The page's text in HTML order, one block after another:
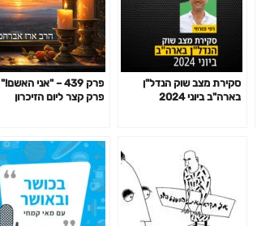
סקירת מצב שוק הנדל"ן
בארה"ב ביוני 2024
פרק 439 – "אני
פרק קצר ליום הזיכרון